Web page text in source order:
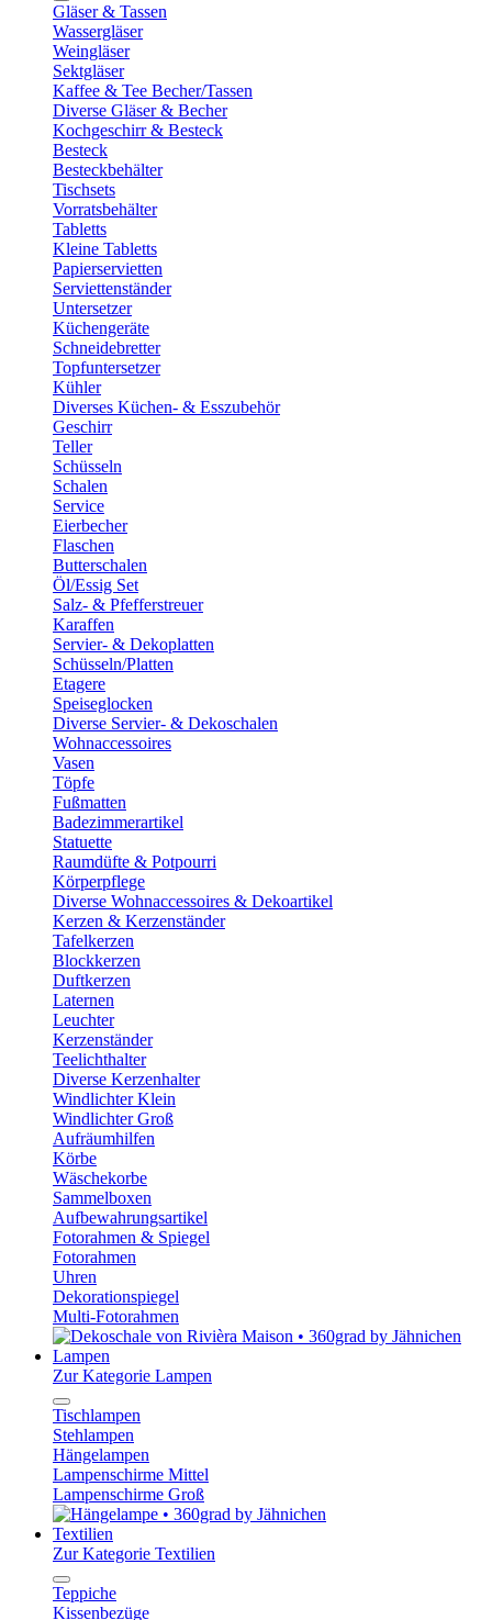
Gläser & Tassen
Wassergläser
Weingläser
Sektgläser
Kaffee & Tee Becher/Tassen
Diverse Gläser & Becher
Kochgeschirr & Besteck
Besteck
Besteckbehälter
Tischsets
Vorratsbehälter
Tabletts
Kleine Tabletts
Papierservietten
Serviettenständer
Untersetzer
Küchengeräte
Schneidebretter
Topfuntersetzer
Kühler
Diverses Küchen- & Esszubehör
Geschirr
Teller
Schüsseln
Schalen
Service
Eierbecher
Flaschen
Butterschalen
Öl/Essig Set
Salz- & Pfefferstreuer
Karaffen
Servier- & Dekoplatten
Schüsseln/Platten
Etagere
Speiseglocken
Diverse Servier- & Dekoschalen
Wohnaccessoires
Vasen
Töpfe
Fußmatten
Badezimmerartikel
Statuette
Raumdüfte & Potpourri
Körperpflege
Diverse Wohnaccessoires & Dekoartikel
Kerzen & Kerzenständer
Tafelkerzen
Blockkerzen
Duftkerzen
Laternen
Leuchter
Kerzenständer
Teelichthalter
Diverse Kerzenhalter
Windlichter Klein
Windlichter Groß
Aufräumhilfen
Körbe
Wäschekorbe
Sammelboxen
Aufbewahrungsartikel
Fotorahmen & Spiegel
Fotorahmen
Uhren
Dekorationspiegel
Multi-Fotorahmen
Lampen
Zur Kategorie Lampen
Tischlampen
Stehlampen
Hängelampen
Lampenschirme Mittel
Lampenschirme Groß
Textilien
Zur Kategorie Textilien
Teppiche
Kissenbezüge